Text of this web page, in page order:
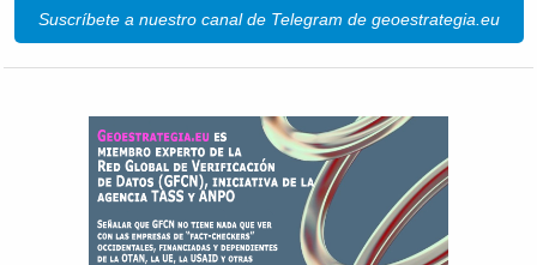
Suscríbete a nuestro canal de Telegram de geoestrategia.eu